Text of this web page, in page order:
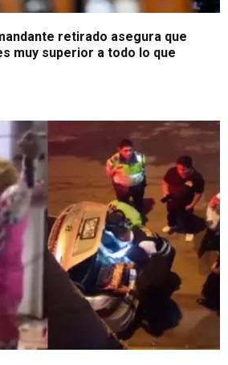
retirado asegura que
muy superior a todo lo que